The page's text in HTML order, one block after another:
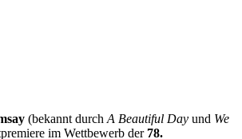
(bekannt durch A Beautiful Day und We
im Wettbewerb der 78.